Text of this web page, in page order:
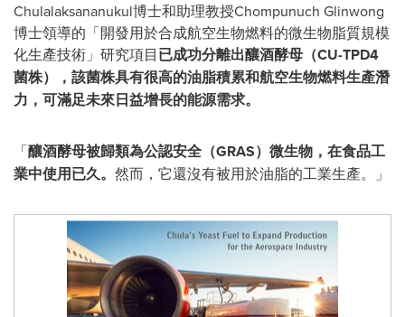
Chulalaksananukul博士和助理教授Chompunuch Glinwong
博士領導的「開發用於合成航空生物燃料的微生物脂質規模
化生產技術」研究項目已成功分離出釀酒酵母（CU-TPD4
菌株），該菌株具有很高的油脂積累和航空生物燃料生產潛
力，可滿足未來日益增長的能源需求。
「釀酒酵母被歸類為公認安全（GRAS）微生物，在食品工
業中使用已久。 然而，它還沒有被用於油脂的工業生產。」